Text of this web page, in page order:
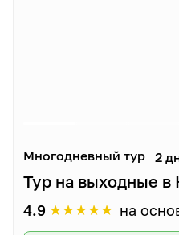
Многодневный тур 2
Тур на выходные в
4.9 ★★★★★ на